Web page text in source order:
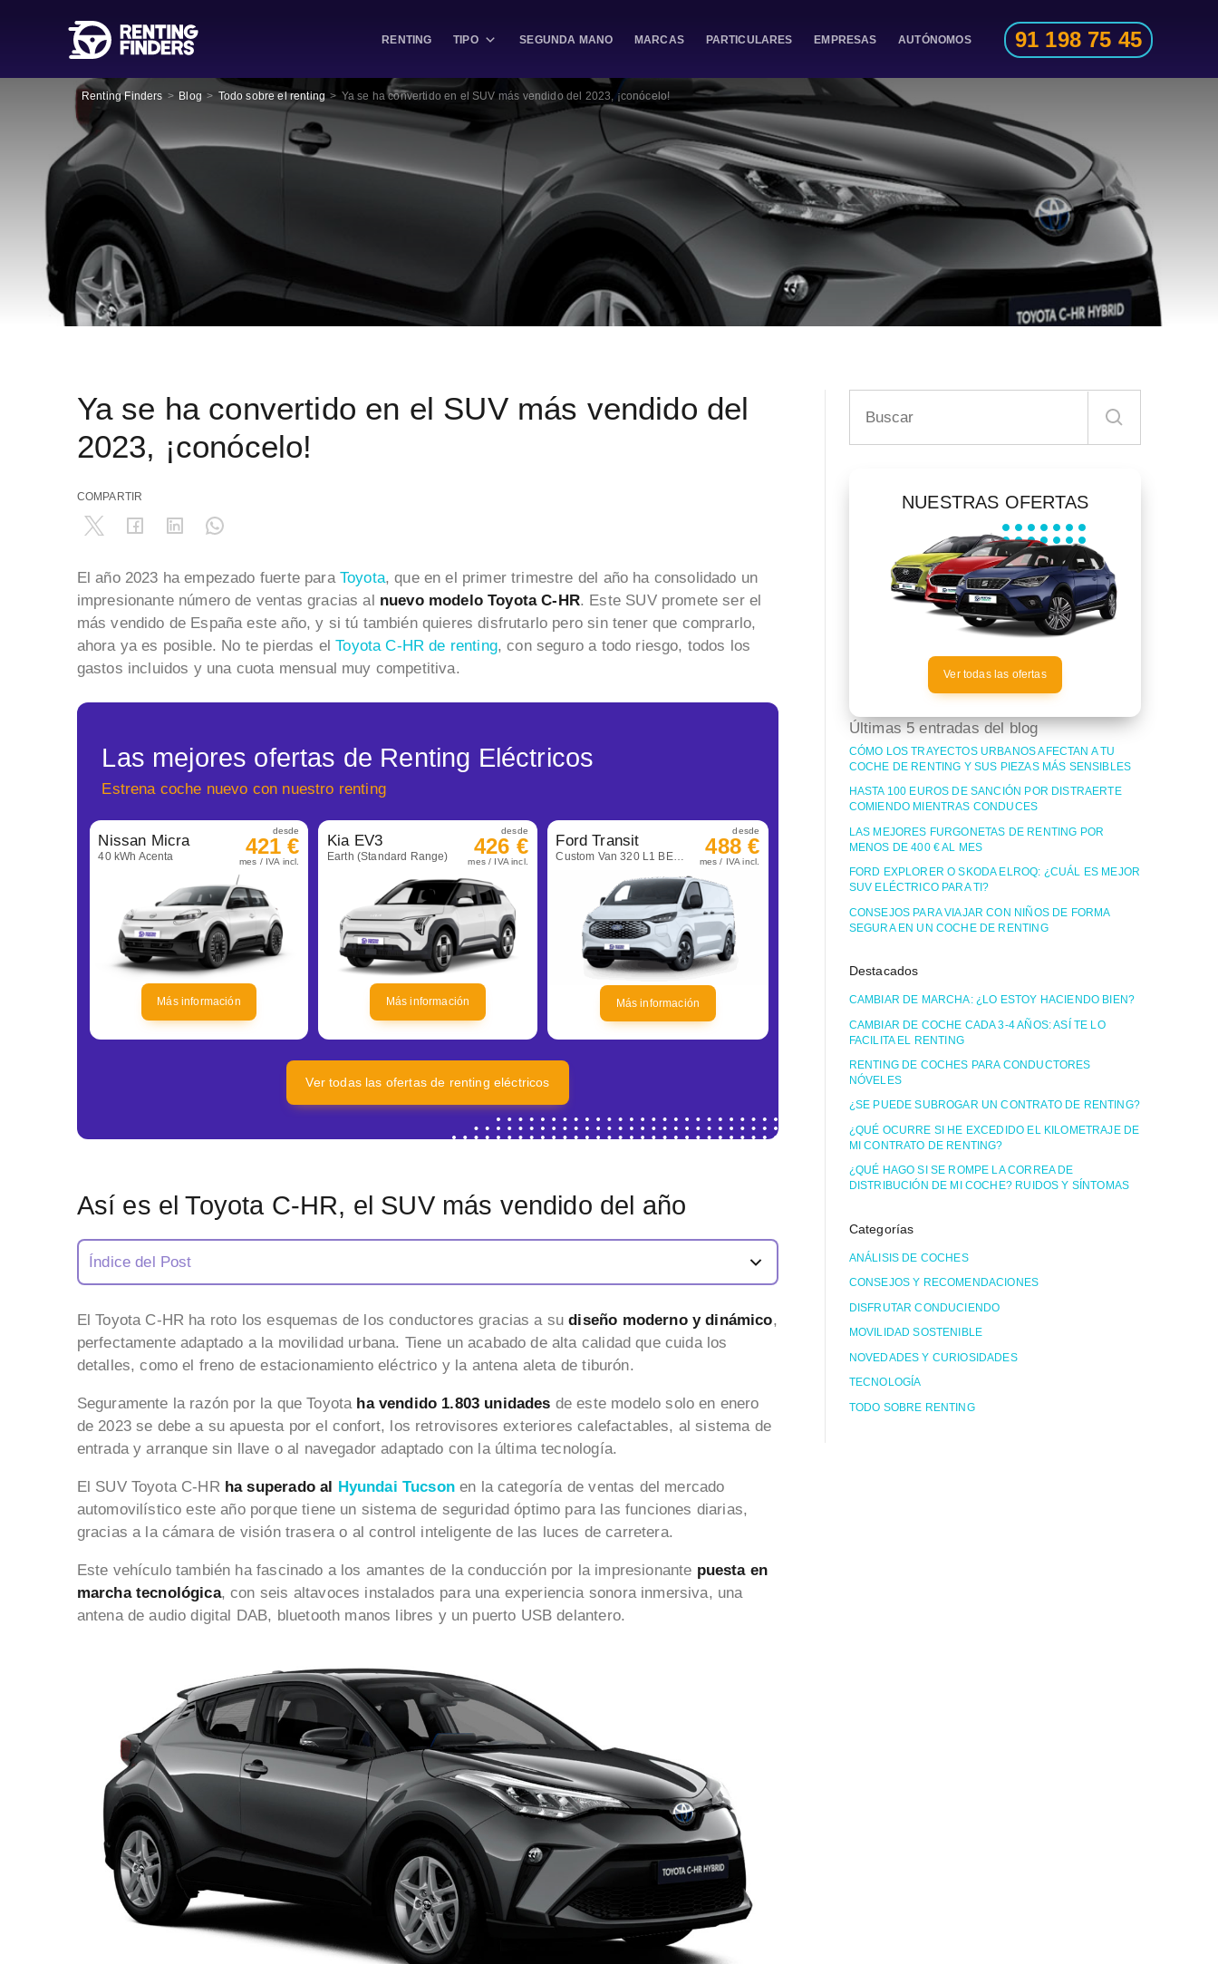
RENTING TIPO SEGUNDA MANO MARCAS PARTICULARES EMPRESAS AUTÓNOMOS 91 198 75 45
Renting Finders > Blog > Todo sobre el renting > Ya se ha convertido en el SUV más vendido del 2023, ¡conócelo!
Ya se ha convertido en el SUV más vendido del
2023, ¡conócelo!
COMPARTIR
El año 2023 ha empezado fuerte para Toyota, que en el primer trimestre del año ha consolidado un
impresionante número de ventas gracias al nuevo modelo Toyota C-HR. Este SUV promete ser el
más vendido de España este año, y si tú también quieres disfrutarlo pero sin tener que comprarlo,
ahora ya es posible. No te pierdas elToyota C-HR de renting, con seguro a todo riesgo, todos los
gastos incluidos y una cuota mensual muy competitiva.
Las mejores ofertas de Renting Eléctricos
Estrena coche nuevo con nuestro renting
Nissan Micra
40 kWh Acenta
desde
421 €
mes / IVA incl.
Más información
Kia EV3
Earth (Standard Range)
desde
426 €
mes / IVA incl.
Más información
Ford Transit
Custom Van 320 L1 BEV automática Trend
desde
488 €
mes / IVA incl.
Más información
Ver todas las ofertas de renting eléctricos
Así es el Toyota C-HR, el SUV más vendido del año
Índice del Post
El Toyota C-HR ha roto los esquemas de los conductores gracias a sudiseño moderno y dinámico,
perfectamente adaptado a la movilidad urbana. Tiene un acabado de alta calidad que cuida los
detalles, como el freno de estacionamiento eléctrico y la antena aleta de tiburón.
Seguramente la razón por la que Toyota ha vendido 1.803 unidades de este modelo solo en enero
de 2023 se debe a su apuesta por el confort, los retrovisores exteriores calefactables, al sistema de
entrada y arranque sin llave o al navegador adaptado con la última tecnología.
El SUV Toyota C-HR ha superado al Hyundai Tucsonen la categoría de ventas del mercado
automovilístico este año porque tiene un sistema de seguridad óptimo para las funciones diarias,
gracias a la cámara de visión trasera o al control inteligente de las luces de carretera.
Este vehículo también ha fascinado a los amantes de la conducción por la impresionante puesta en
marcha tecnológica, con seis altavoces instalados para una experiencia sonora inmersiva, una
antena de audio digital DAB, bluetooth manos libres y un puerto USB delantero.
NUESTRAS OFERTAS
Ver todas las ofertas
Últimas 5 entradas del blog
CÓMO LOS TRAYECTOS URBANOS AFECTAN A TU
COCHE DE RENTING Y SUS PIEZAS MÁS SENSIBLES
HASTA 100 EUROS DE SANCIÓN POR DISTRAERTE
COMIENDO MIENTRAS CONDUCES
LAS MEJORES FURGONETAS DE RENTING POR
MENOS DE 400 € AL MES
FORD EXPLORER O SKODA ELROQ: ¿CUÁL ES MEJOR
SUV ELÉCTRICO PARA TI?
CONSEJOS PARA VIAJAR CON NIÑOS DE FORMA
SEGURA EN UN COCHE DE RENTING
Destacados
CAMBIAR DE MARCHA: ¿LO ESTOY HACIENDO BIEN?
CAMBIAR DE COCHE CADA 3-4 AÑOS: ASÍ TE LO
FACILITA EL RENTING
RENTING DE COCHES PARA CONDUCTORES
NÓVELES
¿SE PUEDE SUBROGAR UN CONTRATO DE RENTING?
¿QUÉ OCURRE SI HE EXCEDIDO EL KILOMETRAJE DE
MI CONTRATO DE RENTING?
¿QUÉ HAGO SI SE ROMPE LA CORREA DE
DISTRIBUCIÓN DE MI COCHE? RUIDOS Y SÍNTOMAS
Categorías
ANÁLISIS DE COCHES
CONSEJOS Y RECOMENDACIONES
DISFRUTAR CONDUCIENDO
MOVILIDAD SOSTENIBLE
NOVEDADES Y CURIOSIDADES
TECNOLOGÍA
TODO SOBRE RENTING